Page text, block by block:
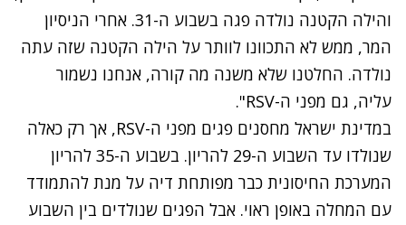
והילה הקטנה נולדה פגה בשבוע ה-31. אחרי הניסיון
המר, ממש לא התכוונו לוותר על הילה הקטנה שזה עתה
נולדה. החלטנו שלא משנה מה קורה, אנחנו נשמור
עליה, גם מפני ה-RSV".
במדינת ישראל מחסנים פגים מפני ה-RSV, אך רק כאלה
שנולדו עד השבוע ה-29 להריון. בשבוע ה-35 להריון
המערכת החיסונית כבר מפותחת דיה על מנת להתמודד
עם המחלה באופן ראוי. אבל הפגים שנולדים בין השבוע